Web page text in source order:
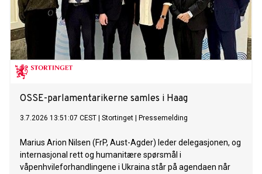
OSSE-parlamentarikerne samles i Haag
3.7.2026 13:51:07 CEST Stortinget Pressemelding
Marius Arion Nilsen (FrP, Aust-Agder) leder delegasjonen, og
internasjonal rett og humanitære spørsmål i
våpenhvileforhandlingene i Ukraina står på agendaen når